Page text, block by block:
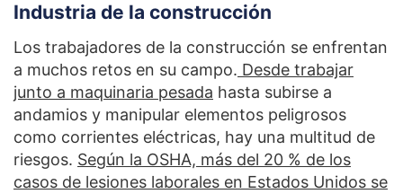
Industria de la construcción
Los trabajadores de la construcción se enfrentan
a muchos retos en su campo. Desde trabajar
junto a maquinaria pesada hasta subirse a
andamios y manipular elementos peligrosos
como corrientes eléctricas, hay una multitud de
riesgos. Según la OSHA, más del 20 % de los
casos de lesiones laborales en Estados Unidos se